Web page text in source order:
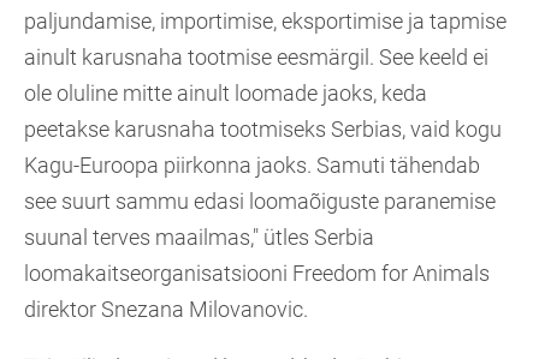
paljundamise, importimise, eksportimise ja tapmise
ainult karusnaha tootmise eesmärgil. See keeld ei
ole oluline mitte ainult loomade jaoks, keda
peetakse karusnaha tootmiseks Serbias, vaid kogu
Kagu-Euroopa piirkonna jaoks. Samuti tähendab
see suurt sammu edasi loomaõiguste paranemise
suunal terves maailmas," ütles Serbia
loomakaitseorganisatsiooni Freedom for Animals
direktor Snezana Milovanovic.